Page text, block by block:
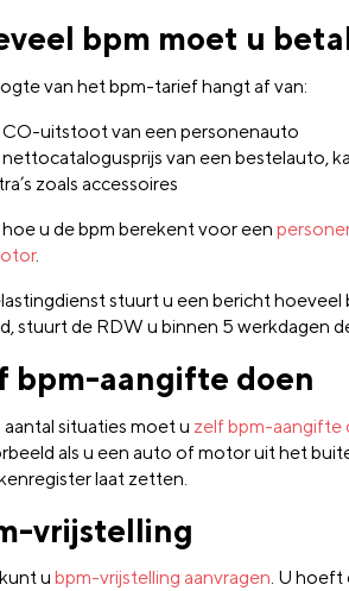
bpm moet u
van het bpm-tarief hangt af van:
CO-uitstoot van een personenauto
van een bestelauto,
zoals accessoires
u de bpm berekent voor een
.
stuurt u een bericht
stuurt de RDW u binnen 5 werkdagen
bpm-aangifte doen
aantal situaties moet u zelf bpm-aangifte
als u een auto of motor uit het
laat zetten.
vrijstelling
u bpm-vrijstelling aanvragen. U hoeft